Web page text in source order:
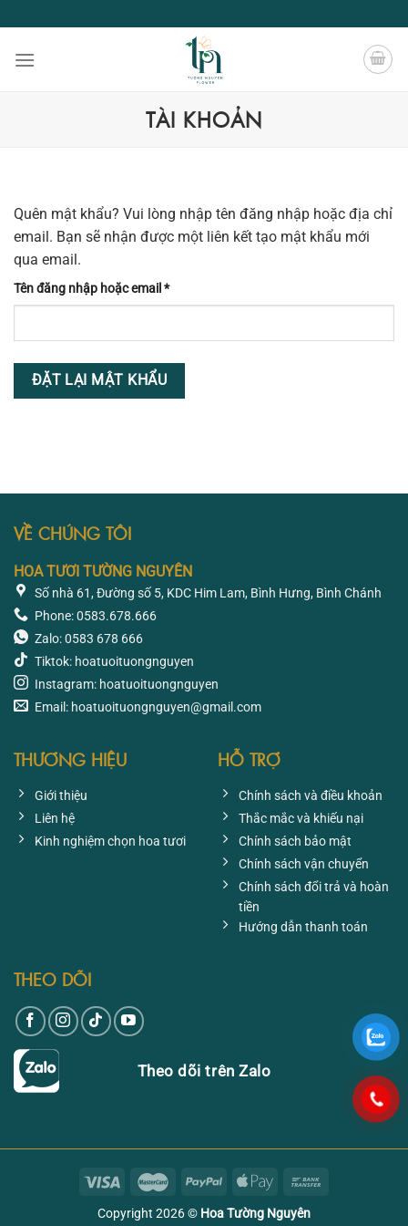
đến
nội
TÀI KHOẢN
Quên mật khẩu? Vui lòng nhập tên đăng nhập hoặc địa chỉ
email. Bạn sẽ nhận được một liên kết tạo mật khẩu mới
qua email.
Tên đăng nhập hoặc email *Bắt
buộc
ĐẶT LẠI MẬT KHẨU
VỀ CHÚNG TÔI
HOA TƯƠI TƯỜNG NGUYÊN
Số nhà 61, Đường số 5, KDC Him Lam, Bình Hưng, Bình Chánh
Phone: 0583.678.666
Zalo: 0583 678 666
Tiktok: hoatuoituongnguyen
Instagram: hoatuoituongnguyen
Email: hoatuoituongnguyen@gmail.com
THƯƠNG HIỆU
Giới thiệu
Liên hệ
Kinh nghiệm chọn hoa tươi
HỖ TRỢ
Chính sách và điều khoản
Thắc mắc và khiếu nại
Chính sách bảo mật
Chính sách vận chuyển
Chính sách đổi trả và hoàn
tiền
Hướng dẫn thanh toán
THEO DÕI
Theo dõi trên Zalo
Copyright 2026 © Hoa Tường Nguyên